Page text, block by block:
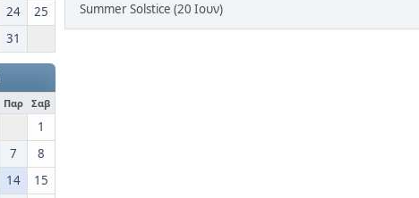
24
25
31
Παρ Σαβ
1
7
8
14
15
Summer Solstice (20 Ιουν)